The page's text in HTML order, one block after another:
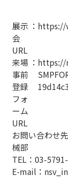
展示
会
URL
： https://
来場
事前
登録
フォ
ーム
URL
： https://
お問い合わせ
械部
TEL： 03-
E-mail：